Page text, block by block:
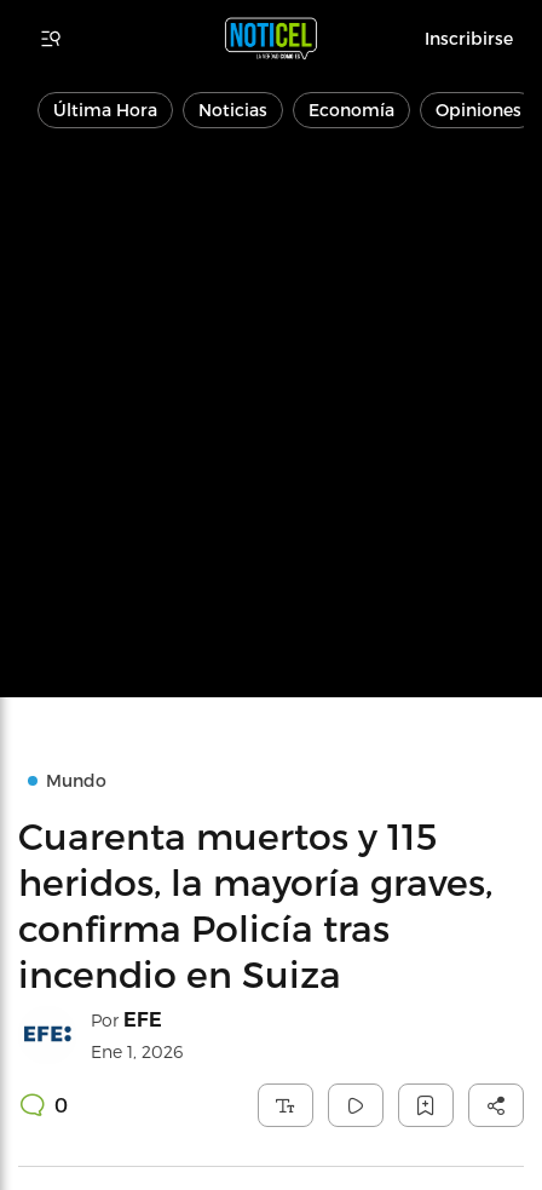
Inscribirse
Última Hora Noticias Economía Opiniones
Mundo
Cuarenta muertos y 115
heridos, la mayoría graves,
confirma Policía tras
incendio en Suiza
Por EFE
Ene 1, 2026
0